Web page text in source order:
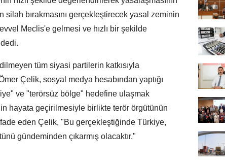
bırakmasını gerçekleştirecek yasal zeminin
Meclis'e gelmesi ve hızlı bir şekilde
tüm siyasi partilerin katkısıyla
Çelik, sosyal medya hesabından yaptığı
ve "terörsüz bölge" hedefine ulaşmak
hayata geçirilmesiyle birlikte terör örgütünün
ifade eden Çelik, "Bu gerçekleştiğinde Türkiye,
gündeminden çıkarmış olacaktır."